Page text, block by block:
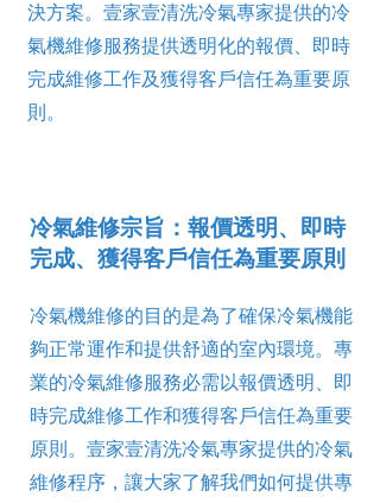
決方案。壹家壹清洗冷氣專家提供的冷
氣機維修服務提供透明化的報價、即時
完成維修工作及獲得客戶信任為重要原
則。
冷氣維修宗旨：報價透明、即時
完成、獲得客戶信任為重要原則
冷氣機維修的目的是為了確保冷氣機能
夠正常運作和提供舒適的室內環境。專
業的冷氣維修服務必需以報價透明、即
時完成維修工作和獲得客戶信任為重要
原則。壹家壹清洗冷氣專家提供的冷氣
維修程序，讓大家了解我們如何提供專